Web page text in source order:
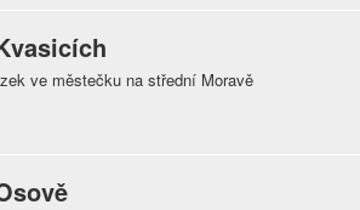
ve městečku na střední Moravě